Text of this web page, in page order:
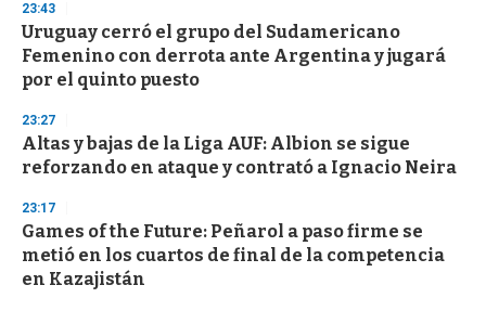
3
s
e
c
o
d
s
23:43
Uruguay cerró el grupo del Sudamericano
Femenino con derrota ante Argentina y jugará
por el quinto puesto
23:27
Altas y bajas de la Liga AUF: Albion se sigue
reforzando en ataque y contrató a Ignacio Neira
23:17
Games of the Future: Peñarol a paso firme se
metió en los cuartos de final de la competencia
en Kazajistán